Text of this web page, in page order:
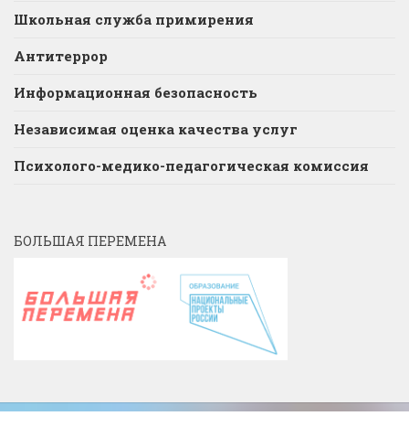
Школьная служба примирения
Антитеррор
Информационная безопасность
Независимая оценка качества услуг
Психолого-медико-педагогическая комиссия
БОЛЬШАЯ ПЕРЕМЕНА